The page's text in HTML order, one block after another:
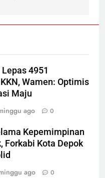
4951
Wamen: Optimis
Maju
ago 0
Kepemimpinan
Forkabi Kota Depok
ago 0